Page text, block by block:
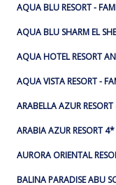
AQUA BLU RESORT -
AQUA BLU SHARM EL
AQUA HOTEL RESORT
AQUA VISTA RESORT -
ARABELLA AZUR
ARABIA AZUR RESORT 4*
AURORA ORIENTAL
BALINA PARADISE ABU